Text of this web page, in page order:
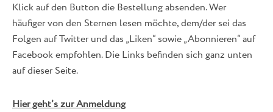
Klick auf den Button die Bestellung absenden. Wer
häufiger von den Sternen lesen möchte, dem/der sei das
Folgen auf Twitter und das „Liken“ sowie „Abonnieren“ auf
Facebook empfohlen. Die Links befinden sich ganz unten
auf dieser Seite.
Hier geht’s zur Anmeldung